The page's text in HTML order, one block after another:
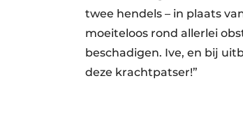
twee hendels – in plaats
moeiteloos rond allerlei
beschadigen. Ive, en bij
deze krachtpatser!”